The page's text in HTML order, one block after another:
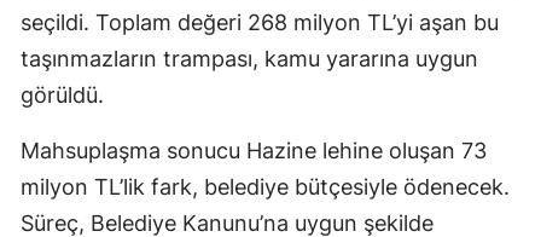
seçildi. Toplam değeri 268 milyon TL’yi aşan bu
taşınmazların trampası, kamu yararına uygun
görüldü.
Mahsuplaşma sonucu Hazine lehine oluşan 73
milyon TL’lik fark, belediye bütçesiyle ödenecek.
Süreç, Belediye Kanunu’na uygun şekilde